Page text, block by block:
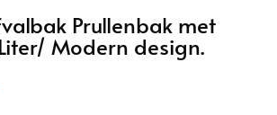
Prullenbak met
Modern design.